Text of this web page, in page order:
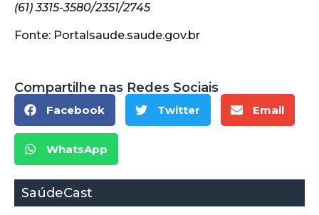
(61) 3315-3580/2351/2745
Fonte: Portalsaude.saude.gov.br
Compartilhe nas Redes Sociais
Facebook Twitter Email
WhatsApp
SaúdeCast